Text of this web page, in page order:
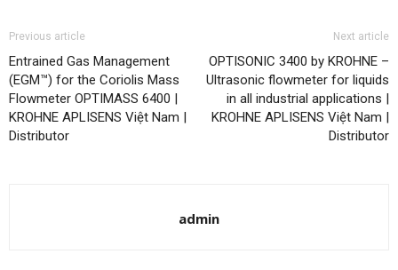
Previous article
Entrained Gas Management
(EGM™) for the Coriolis Mass
Flowmeter OPTIMASS 6400 |
KROHNE APLISENS Việt Nam |
Distributor
Next article
OPTISONIC 3400 by KROHNE –
Ultrasonic flowmeter for liquids
in all industrial applications |
KROHNE APLISENS Việt Nam |
Distributor
admin